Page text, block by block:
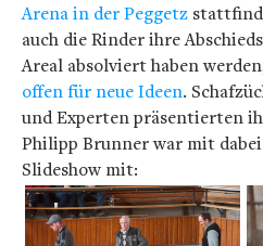
Arena in der Peggetz
auch die Rinder ihre
Areal absolviert haben
offen für neue Ideen.
und Experten präsentierten
Philipp Brunner war mit
Slideshow mit: